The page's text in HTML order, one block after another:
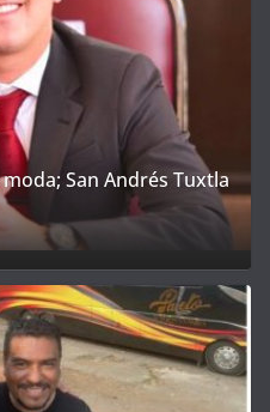
San Andrés Tuxtla